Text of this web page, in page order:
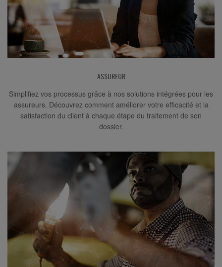
ASSUREUR
Simplifiez vos processus grâce à nos solutions intégrées pour les
assureurs. Découvrez comment améliorer votre efficacité et la
satisfaction du client à chaque étape du traitement de son
dossier.